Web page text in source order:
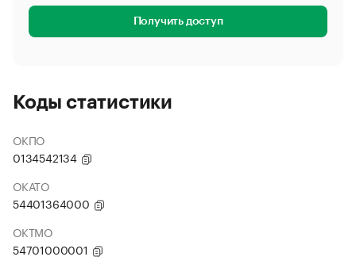
Получить доступ
Коды статистики
ОКПО
0134542134
ОКАТО
54401364000
ОКТМО
54701000001